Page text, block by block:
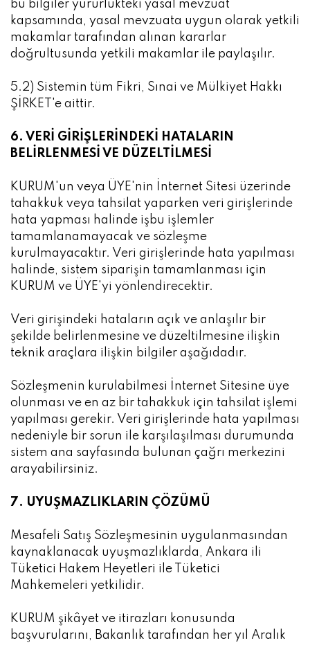
bu bilgiler yürürlükteki yasal mevzuat
kapsamında, yasal mevzuata uygun olarak yetkili
makamlar tarafından alınan kararlar
doğrultusunda yetkili makamlar ile paylaşılır.
5.2) Sistemin tüm Fikri, Sınai ve Mülkiyet Hakkı
ŞİRKET'e aittir.
6. VERİ GİRİŞLERİNDEKİ HATALARIN
BELİRLENMESİ VE DÜZELTİLMESİ
KURUM'un veya ÜYE'nin İnternet Sitesi üzerinde
tahakkuk veya tahsilat yaparken veri girişlerinde
hata yapması halinde işbu işlemler
tamamlanamayacak ve sözleşme
kurulmayacaktır. Veri girişlerinde hata yapılması
halinde, sistem siparişin tamamlanması için
KURUM ve ÜYE'yi yönlendirecektir.
Veri girişindeki hataların açık ve anlaşılır bir
şekilde belirlenmesine ve düzeltilmesine ilişkin
teknik araçlara ilişkin bilgiler aşağıdadır.
Sözleşmenin kurulabilmesi İnternet Sitesine üye
olunması ve en az bir tahakkuk için tahsilat işlemi
yapılması gerekir. Veri girişlerinde hata yapılması
nedeniyle bir sorun ile karşılaşılması durumunda
sistem ana sayfasında bulunan çağrı merkezini
arayabilirsiniz.
7. UYUŞMAZLIKLARIN ÇÖZÜMÜ
Mesafeli Satış Sözleşmesinin uygulanmasından
kaynaklanacak uyuşmazlıklarda, Ankara ili
Tüketici Hakem Heyetleri ile Tüketici
Mahkemeleri yetkilidir.
KURUM şikâyet ve itirazları konusunda
başvurularını, Bakanlık tarafından her yıl Aralık